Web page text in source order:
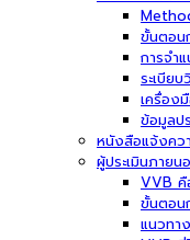
ขั้นตอน
การจำ
ระเบีย
เครื่อง
ข้อมูลป
หนังสือแจ้งคว
ผู้ประเมินภาย
VVB คื
ขั้นตอน
แนวทา